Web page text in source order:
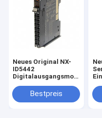
Neues Original NX-
ID5442
Digitalausgangsmodul
ID5442-1 NX-IA3117
NX-IA3121 NX-
Bestpreis